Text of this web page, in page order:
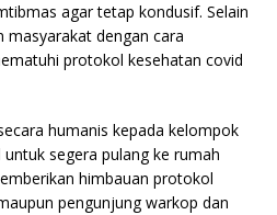
agar tetap kondusif. Selain
masyarakat dengan cara
protokol kesehatan covid
humanis kepada kelompok
segera pulang ke rumah
himbauan protokol
pengunjung warkop dan